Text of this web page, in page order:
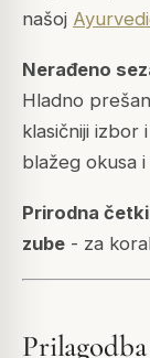
našoj
Nerađeno
Hladno
klasičniji izbor
blažeg okusa
Prirodna
zube - za